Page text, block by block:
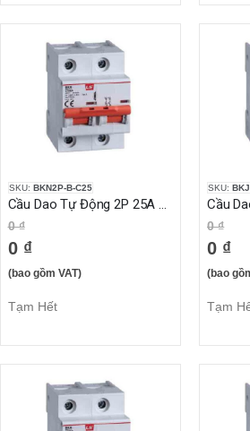
SKU: BKN2P-B-C25
Cầu Dao Tự Động 2P 25A 10KA
0 ₫
0 ₫
(bao gồm VAT)
Tạm Hết
SKU:
0 ₫
0 ₫
(bao
Tạm